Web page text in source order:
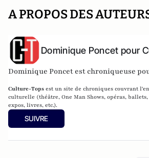
A PROPOS DES
Dominique Poncet pour
Dominique Poncet est chroniqueuse
Culture-Tops est un site de chroniques couvrant
culturelle (théâtre, One Man Shows, opéras,
expos, livres, etc.).
SUIVRE